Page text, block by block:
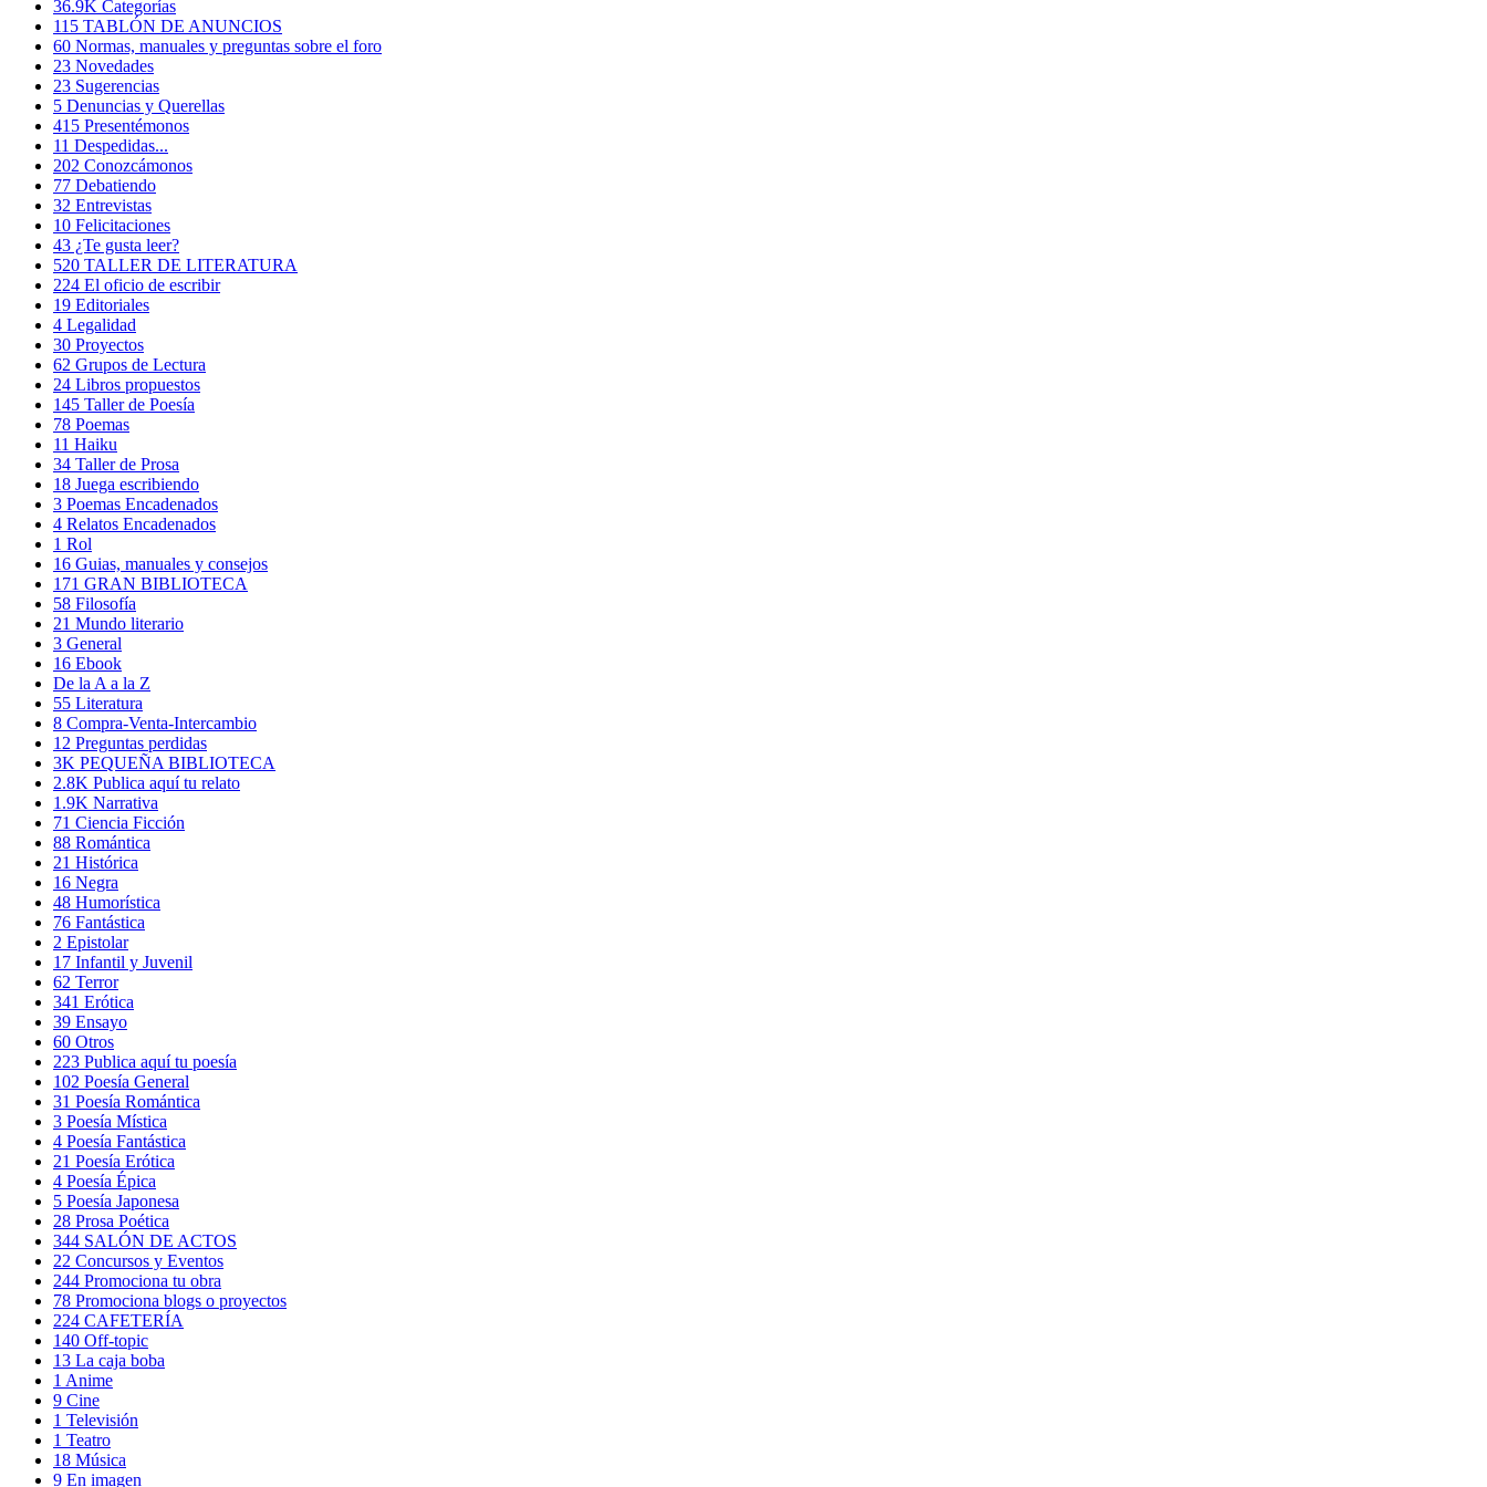
36.9K Categorías
115 TABLÓN DE ANUNCIOS
60 Normas, manuales y preguntas sobre el foro
23 Novedades
23 Sugerencias
5 Denuncias y Querellas
415 Presentémonos
11 Despedidas...
202 Conozcámonos
77 Debatiendo
32 Entrevistas
10 Felicitaciones
43 ¿Te gusta leer?
520 TALLER DE LITERATURA
224 El oficio de escribir
19 Editoriales
4 Legalidad
30 Proyectos
62 Grupos de Lectura
24 Libros propuestos
145 Taller de Poesía
78 Poemas
11 Haiku
34 Taller de Prosa
18 Juega escribiendo
3 Poemas Encadenados
4 Relatos Encadenados
1 Rol
16 Guias, manuales y consejos
171 GRAN BIBLIOTECA
58 Filosofía
21 Mundo literario
3 General
16 Ebook
De la A a la Z
55 Literatura
8 Compra-Venta-Intercambio
12 Preguntas perdidas
3K PEQUEÑA BIBLIOTECA
2.8K Publica aquí tu relato
1.9K Narrativa
71 Ciencia Ficción
88 Romántica
21 Histórica
16 Negra
48 Humorística
76 Fantástica
2 Epistolar
17 Infantil y Juvenil
62 Terror
341 Erótica
39 Ensayo
60 Otros
223 Publica aquí tu poesía
102 Poesía General
31 Poesía Romántica
3 Poesía Mística
4 Poesía Fantástica
21 Poesía Erótica
4 Poesía Épica
5 Poesía Japonesa
28 Prosa Poética
344 SALÓN DE ACTOS
22 Concursos y Eventos
244 Promociona tu obra
78 Promociona blogs o proyectos
224 CAFETERÍA
140 Off-topic
13 La caja boba
1 Anime
9 Cine
1 Televisión
1 Teatro
18 Música
9 En imagen